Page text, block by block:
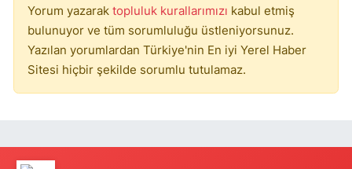
Yorum yazarak topluluk kurallarımızı kabul etmiş
bulunuyor ve tüm sorumluluğu üstleniyorsunuz.
Yazılan yorumlardan Türkiye'nin En iyi Yerel Haber
Sitesi hiçbir şekilde sorumlu tutulamaz.